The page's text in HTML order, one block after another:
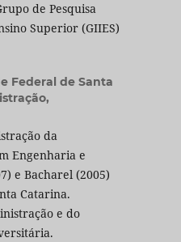
de Pesquisa
Superior (GIIES)
Federal de Santa
da
Engenharia e
e Bacharel (2005)
Catarina.
e do